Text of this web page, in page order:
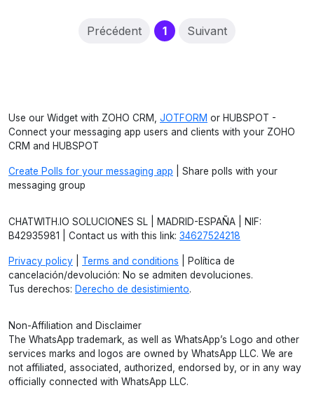
Précédent 1(current)
Suivant
Use our Widget with ZOHO CRM, JOTFORM or HUBSPOT -
Connect your messaging app users and clients with your ZOHO
CRM and HUBSPOT
Create Polls for your messaging app | Share polls with your
messaging group
CHATWITH.IO SOLUCIONES SL | MADRID-ESPAÑA | NIF:
B42935981 | Contact us with this link: 34627524218
Privacy policy Terms and conditions | Política de
cancelación/devolución: No se admiten devoluciones.
Tus derechos: Derecho de desistimiento.
Non-Affiliation and Disclaimer
The WhatsApp trademark, as well as WhatsApp’s Logo and other
services marks and logos are owned by WhatsApp LLC. We are
not affiliated, associated, authorized, endorsed by, or in any way
officially connected with WhatsApp LLC.